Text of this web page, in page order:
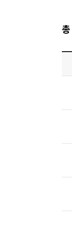
총